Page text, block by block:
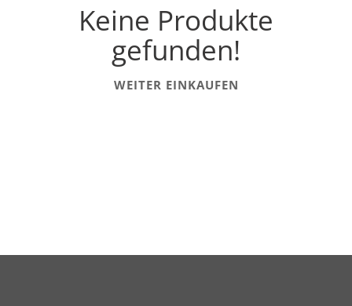
Keine Produkte
gefunden!
WEITER EINKAUFEN